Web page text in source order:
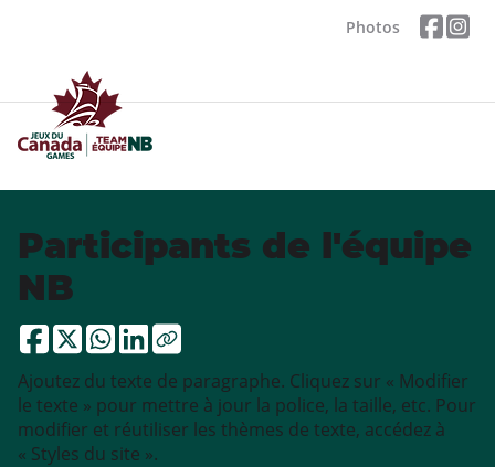
Photos
Participants de l'équipe
NB
Ajoutez du texte de paragraphe. Cliquez sur « Modifier
le texte » pour mettre à jour la police, la taille, etc. Pour
modifier et réutiliser les thèmes de texte, accédez à
« Styles du site ».